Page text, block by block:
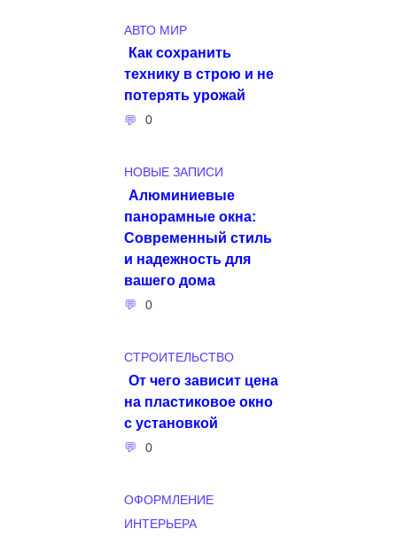
АВТО МИР
Как сохранить
технику в строю и не
потерять урожай
0
НОВЫЕ ЗАПИСИ
Алюминиевые
панорамные окна:
Современный стиль
и надежность для
вашего дома
0
СТРОИТЕЛЬСТВО
От чего зависит цена
на пластиковое окно
с установкой
0
ОФОРМЛЕНИЕ
ИНТЕРЬЕРА